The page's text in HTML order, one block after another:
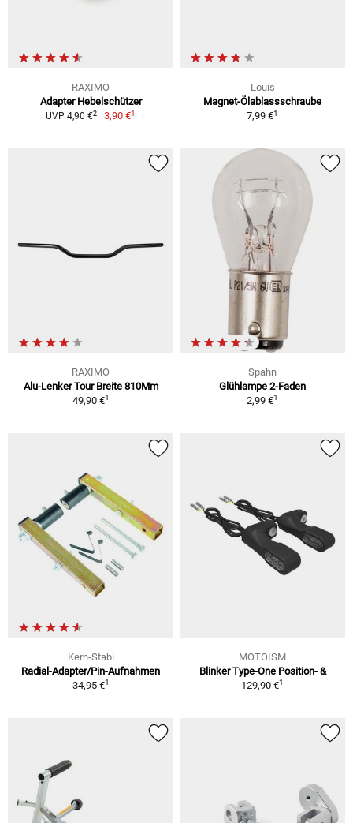
RAXIMO
Adapter Hebelschützer
UVP 4,90 €2 3,90 €1
Louis
Magnet-Ölablassschraube
7,99 €1
RAXIMO
Alu-Lenker Tour Breite 810Mm
49,90 €1
Spahn
Glühlampe 2-Faden
2,99 €1
Kern-Stabi
Radial-Adapter/Pin-Aufnahmen
34,95 €1
MOTOISM
Blinker Type-One Position- &
129,90 €1